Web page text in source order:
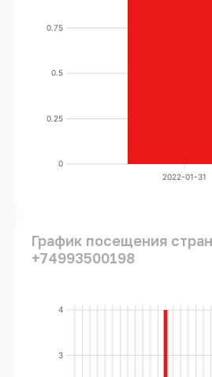
0
0.25
0.5
0.75
2022-01-31
График посещения
+74993500198
3
4